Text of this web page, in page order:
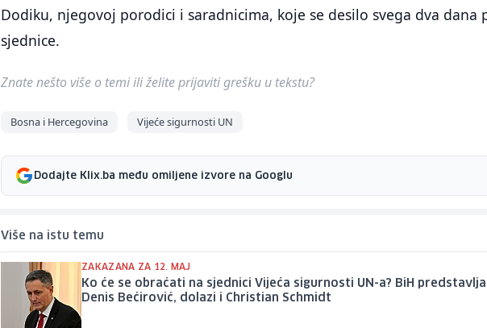
Dodiku, njegovoj porodici i saradnicima, koje se desilo svega dva dana
sjednice.
Znate nešto više o temi ili želite prijaviti grešku u tekstu?
Bosna i Hercegovina Vijeće sigurnosti UN
Dodajte Klix.ba među omiljene izvore na Googlu
Više na istu temu
ZAKAZANA ZA 12. MAJ
Ko će se obraćati na sjednici Vijeća sigurnosti UN-a? BiH predstavlja
Denis Bećirović, dolazi i Christian Schmidt